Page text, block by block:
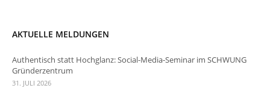
AKTUELLE MELDUNGEN
Authentisch statt Hochglanz: Social-Media-Seminar im SCHWUNG
Gründerzentrum
31. JULI 2026